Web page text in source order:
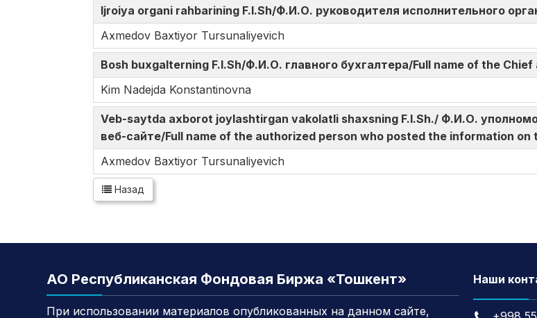
Ijroiya organi rahbarining F.I.Sh/Ф.И.О. руководителя исполнительного
Axmedov Baxtiyor Tursunaliyevich
Bosh buxgalterning F.I.Sh/Ф.И.О. главного бухгалтера/Full name of the
Kim Nadejda Konstantinovna
Veb-saytda axborot joylashtirgan vakolatli shaxsning F.I.Sh./ Ф.И.О.
веб-сайте/Full name of the authorized person who posted the information on
Axmedov Baxtiyor Tursunaliyevich
Назад
АО Республиканская Фондовая Биржа «Тошкент»
При использовании материалов опубликованных на данном сайте,
Наши